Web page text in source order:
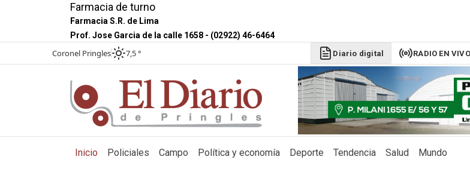
Farmacia de turno
Farmacia S.R. de Lima
Prof. Jose Garcia de la calle 1658 - (02922) 46-6464
Coronel Pringles 7,5 ° Diario digital RADIO EN VIVO
Inicio (current)
Policiales Campo Política y economía Deporte Tendencia Salud Mundo